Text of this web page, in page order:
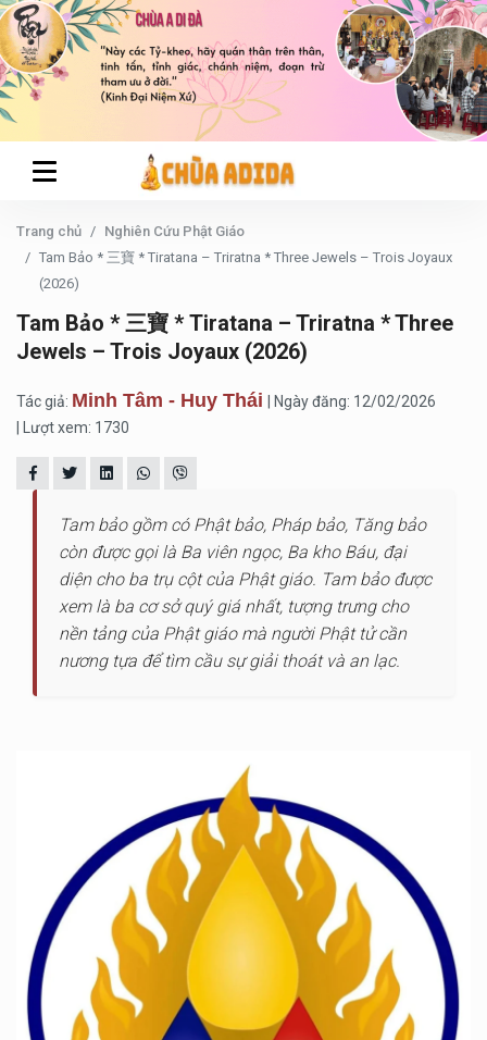
Trang chủ
Nghiên Cứu Phật Giáo
Tam Bảo * 三寶 * Tiratana – Triratna * Three Jewels – Trois Joyaux
(2026)
Tam Bảo * 三寶 * Tiratana – Triratna * Three
Jewels – Trois Joyaux (2026)
Tác giả: Minh Tâm - Huy Thái
| Ngày đăng: 12/02/2026
| Lượt xem: 1730
Tam bảo gồm có Phật bảo, Pháp bảo, Tăng bảo
còn được gọi là Ba viên ngọc, Ba kho Báu, đại
diện cho ba trụ cột của Phật giáo. Tam bảo được
xem là ba cơ sở quý giá nhất, tượng trưng cho
nền tảng của Phật giáo mà người Phật tử cần
nương tựa để tìm cầu sự giải thoát và an lạc.